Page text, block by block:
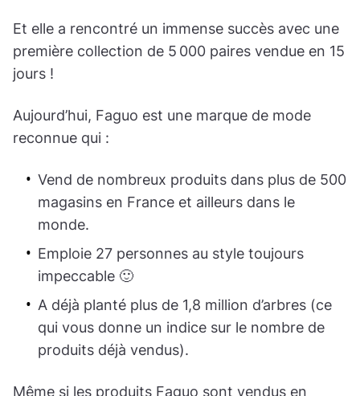
Et elle a rencontré un immense succès avec une
première collection de 5 000 paires vendue en 15
jours !
Aujourd’hui, Faguo est une marque de mode
reconnue qui :
Vend de nombreux produits dans plus de 500
magasins en France et ailleurs dans le
monde.
Emploie 27 personnes au style toujours
impeccable 🙂
A déjà planté plus de 1,8 million d’arbres (ce
qui vous donne un indice sur le nombre de
produits déjà vendus).
Même si les produits Faguo sont vendus en